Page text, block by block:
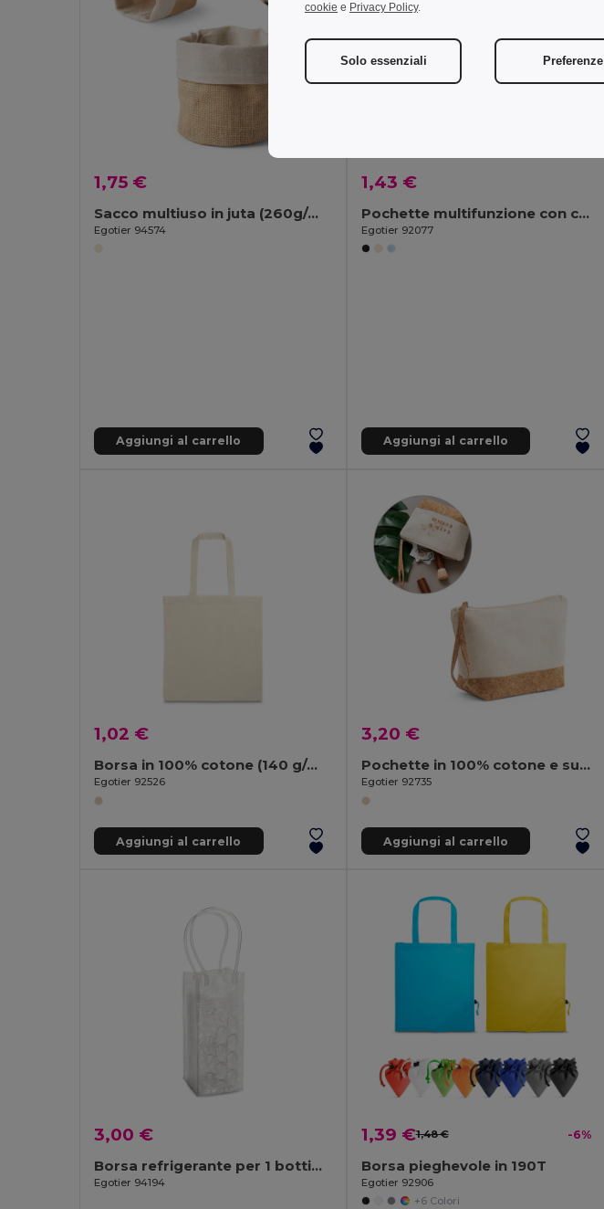
1,75 €
Sacco multiuso in juta (260g/m²) e cotone (120g/m²)
Egotier 94574
Aggiungi al carrello
1,43 €
Pochette multifunzione con cotone riciclato (70%) e poliestere (30% rPET) (140 g/m²) (140 g/m²)
Egotier 92077
Aggiungi al carrello
1,02 €
Borsa in 100% cotone (140 g/m²)
Egotier 92526
Aggiungi al carrello
3,20 €
Pochette in 100% cotone e sughero
Egotier 92735
Aggiungi al carrello
3,00 €
Borsa refrigerante per 1 bottiglia in PVC
Egotier 94194
1,39 €1,48 € -6%
Borsa pieghevole in 190T
Egotier 92906
+6 Colori
cookie e Privacy Policy.
Solo essenziali Preferenze